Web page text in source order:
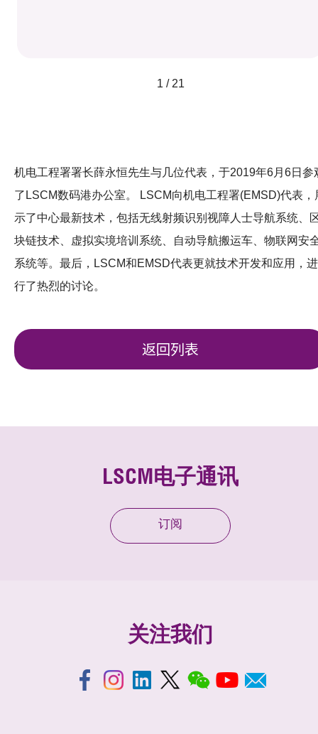
1 / 21
机电工程署署长薛永恒先生与几位代表，于2019年6月6日参
了LSCM数码港办公室。 LSCM向机电工程署(EMSD)代表，
示了中心最新技术，包括无线射频识别视障人士导航系统、
块链技术、虚拟实境培训系统、自动导航搬运车、物联网安
系统等。最后，LSCM和EMSD代表更就技术开发和应用，进
行了热烈的讨论。
返回列表
LSCM电子通讯
订阅
关注我们